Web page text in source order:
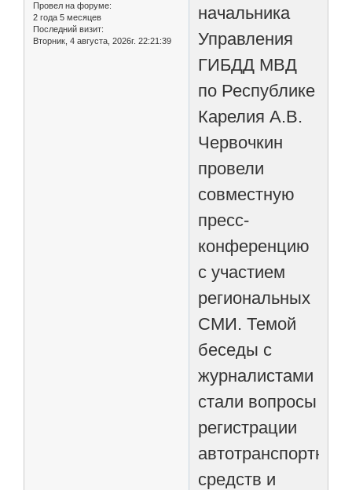
Провел на форуме:
2 года 5 месяцев
Последний визит:
Вторник, 4 августа, 2026г. 22:21:39
начальника
Управления
ГИБДД МВД
по Республике
Карелия А.В.
Червочкин
провели
совместную
пресс-
конференцию
с участием
региональных
СМИ. Темой
беседы с
журналистами
стали вопросы
регистрации
автотранспортных
средств и